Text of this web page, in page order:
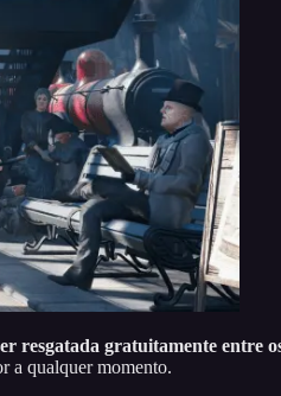
resgatada gratuitamente entre
a qualquer momento.